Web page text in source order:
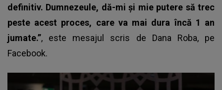
definitiv. Dumnezeule, dă-mi și mie putere să trec
peste acest proces, care va mai dura încă 1 an
jumate.”, este mesajul scris de Dana Roba, pe
Facebook.